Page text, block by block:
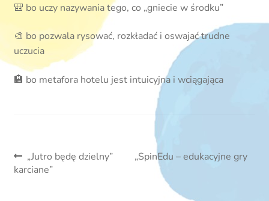
🎒 bo uczy nazywania tego, co „gniecie w środku”
🎨 bo pozwala rysować, rozkładać i oswajać trudne
uczucia
🏨 bo metafora hotelu jest intuicyjna i wciągająca
Nawigacja
Poprzedni
wpis:
„Jutro będę dzielny”
Następny
„SpinEdu – edukacyjne gry
karciane”